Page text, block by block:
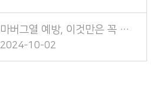
마버그열 예방, 이것만은 꼭 지켜주세요!
2024-10-02